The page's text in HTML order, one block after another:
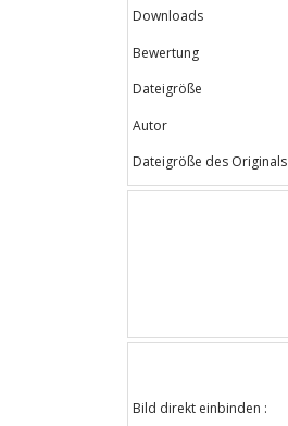
Downloads
Bewertung
Dateigröße
Autor
Dateigröße des Originals
Bild direkt einbinden :